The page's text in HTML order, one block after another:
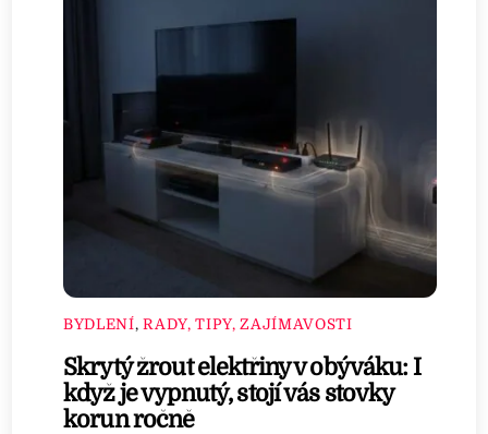
BYDLENÍ,RADY, TIPY, ZAJÍMAVOSTI
Skrytý žrout elektřiny v obýváku: I
když je vypnutý, stojí vás stovky
korun ročně